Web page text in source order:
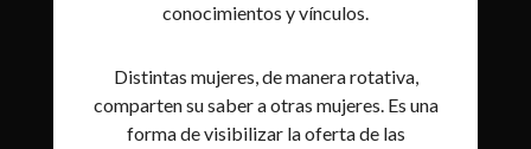
conocimientos y vínculos.
Distintas mujeres, de manera rotativa,
comparten su saber a otras mujeres. Es una
forma de visibilizar la oferta de las